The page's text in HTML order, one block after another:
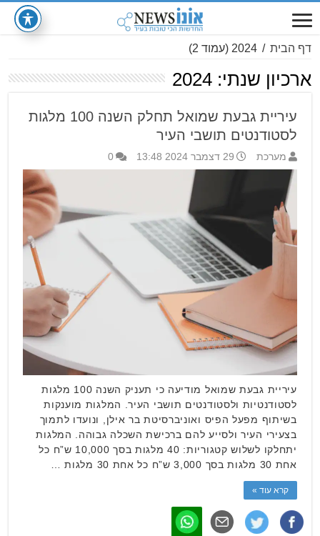
דף הבית /
2024 (עמוד 2)
ארכיון שנתי:2024
עיריית גבעת שמואל תחלק השנה 100 מלגות
לסטודנטים תושבי העיר
מערכת 29 דצמבר 2024 13:48 0
עיריית גבעת שמואל מודיעה כי תעניק השנה 100 מלגות
לסטודנטיות ולסטודנטים תושבי העיר. המלגות מוענקות
בשיתוף מפעל הפיס ואוניברסיטת בר אילן, ונועדו לתמוך
בצעירי העיר ולסייע להם ברכישת השכלה גבוהה. המלגות
יתחלקו לשלוש קטגוריות: 40 מלגות בסך 10,000 ש”ח כל
אחת 30 מלגות בסך 3,000 ש”ח כל אחת 30 מלגות …
קרא עוד »